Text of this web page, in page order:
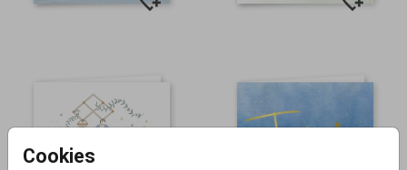
Cookies